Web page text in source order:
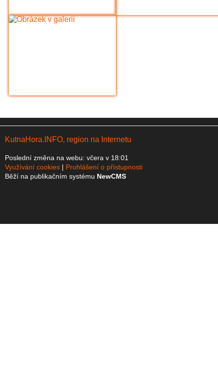
KutnaHora.INFO, region na Internetu
Poslední změna na webu: včera v 18:01
Využívání cookies
Prohlášení o přístupnosti
Běží na publikačním systému NewCMS